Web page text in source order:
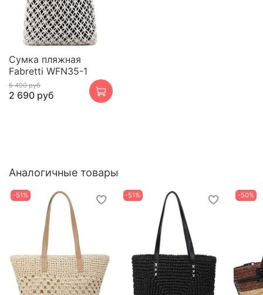
Сумка пляжная
Fabretti WFN35-1
5 490 руб
2 690 руб
Аналогичные товары
-51% -51% -50%